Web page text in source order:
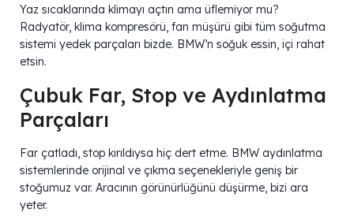
Yaz sıcaklarında klimayı açtın ama üflemiyor mu?
Radyatör, klima kompresörü, fan müşürü gibi tüm soğutma
sistemi yedek parçaları bizde. BMW’n soğuk essin, içi rahat
etsin.
Çubuk Far, Stop ve Aydınlatma
Parçaları
Far çatladı, stop kırıldıysa hiç dert etme. BMW aydınlatma
sistemlerinde orijinal ve çıkma seçenekleriyle geniş bir
stoğumuz var. Aracının görünürlüğünü düşürme, bizi ara
yeter.